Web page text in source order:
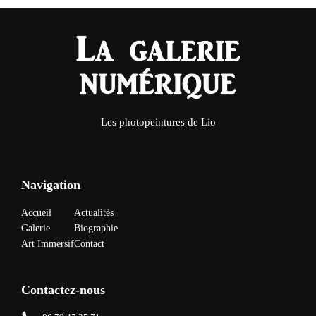
Les photopeintures de Lio
Navigation
Accueil
Galerie
Art Immersif
Actualités
Biographie
Contact
Contactez-nous